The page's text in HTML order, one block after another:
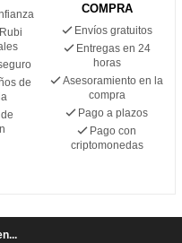
de
COMPRA
Envíos gratuitos
Entregas en 24
horas
Asesoramiento en la
compra
Pago a plazos
Pago con
criptomonedas